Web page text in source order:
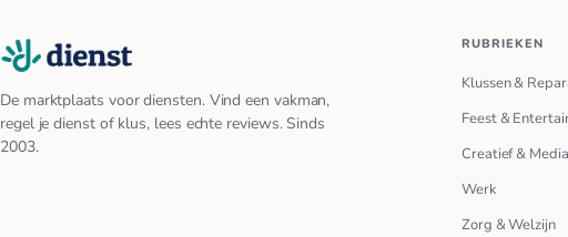
De marktplaats voor diensten. Vind een vakman,
regel je dienst of klus, lees echte reviews. Sinds
2003.
RUBRIEKEN
Klussen &
Feest &
Creatief & Media
Werk
Zorg & Welzijn